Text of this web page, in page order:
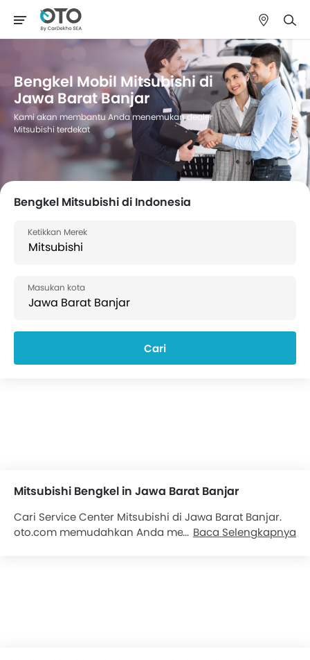
Bengkel Mobil Mitsubishi di
Jawa Barat Banjar
Kami akan membantu Anda menemukan dealer
Mitsubishi terdekat
Bengkel Mitsubishi di Indonesia
Cari
Mitsubishi Bengkel in Jawa Barat Banjar
Cari Service Center Mitsubishi di Jawa Barat Banjar.
oto.com memudahkan Anda menemukan Service
Baca Selengkapnya